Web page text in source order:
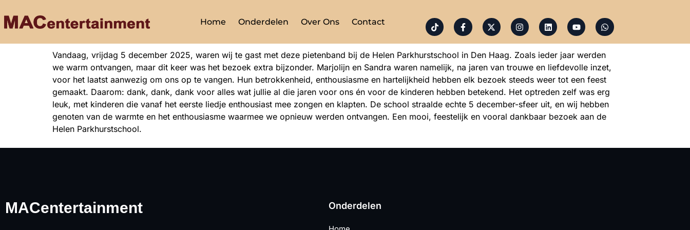
Home Onderdelen Over Ons Contact
Vandaag, vrijdag 5 december 2025, waren wij te gast met deze pietenband bij de Helen Parkhurstschool in Den Haag. Zoals ieder jaar werden
we warm ontvangen, maar dit keer was het bezoek extra bijzonder. Marjolijn en Sandra waren namelijk, na jaren van trouwe en liefdevolle inzet,
voor het laatst aanwezig om ons op te vangen. Hun betrokkenheid, enthousiasme en hartelijkheid hebben elk bezoek steeds weer tot een feest
gemaakt. Daarom: dank, dank, dank voor alles wat jullie al die jaren voor ons én voor de kinderen hebben betekend. Het optreden zelf was erg
leuk, met kinderen die vanaf het eerste liedje enthousiast mee zongen en klapten. De school straalde echte 5 december-sfeer uit, en wij hebben
genoten van de warmte en het enthousiasme waarmee we opnieuw werden ontvangen. Een mooi, feestelijk en vooral dankbaar bezoek aan de
Helen Parkhurstschool.
MACentertainment Onderdelen